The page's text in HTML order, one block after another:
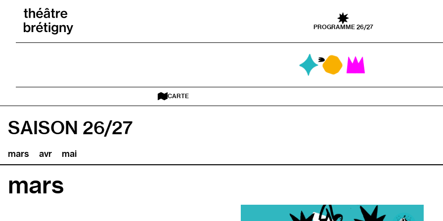
Aller au contenu
Retour à l’accueil
PROGRAMME 26/27
CARTE
SAISON 26/27
mars avr mai
mars